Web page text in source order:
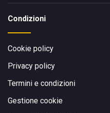
Condizioni
Cookie policy
Privacy policy
Termini e condizioni
Gestione cookie